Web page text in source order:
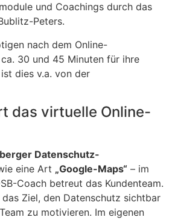
und Coachings durch das
Peters.
nach dem Online-
30 und 45 Minuten für ihre
dies v.a. von der
das virtuelle Online-
Datenschutz-
eine Art „Google-Maps“ – im
Coach betreut das Kundenteam.
Ziel, den Datenschutz sichtbar
zu motivieren. Im eigenen